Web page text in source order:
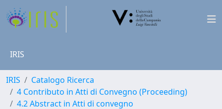
IRIS
IRIS
Catalogo Ricerca
4 Contributo in Atti di Convegno (Proceeding)
4.2 Abstract in Atti di convegno